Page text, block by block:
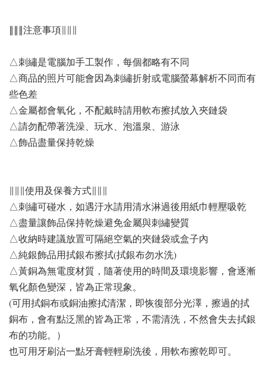
∥∥∥注意事項∥∥∥
△刺繡是電腦加手工製作，每個都略有不同
△商品的照片可能會因為刺繡折射或電腦螢幕解析不同而有
些色差
△金屬都會氧化，不配戴時請用軟布擦拭放入夾鏈袋
△請勿配帶著洗澡、玩水、泡溫泉、游泳
△飾品盡量保持乾燥
∥∥∥使用及保養方式∥∥∥
△刺繡可碰水，如遇汙水請用清水淋過後用紙巾輕壓吸乾
△盡量讓飾品保持乾燥避免金屬與刺繡變質
△收納時建議放置可隔絕空氣的夾鏈袋或盒子內
△純銀飾品用拭銀布擦拭(拭銀布勿水洗)
△黃銅為無電度材質，隨著使用的時間及環境影響，會逐漸
氧化顏色變深，皆為正常現象。
(可用拭銅布或銅油擦拭清潔，即恢復部分光澤，擦過的拭
銅布，會有點泛黑的皆為正常，不需清洗，不然會失去拭銀
布的功能。）
也可用牙刷沾一點牙膏輕輕刷洗後，用軟布擦乾即可。